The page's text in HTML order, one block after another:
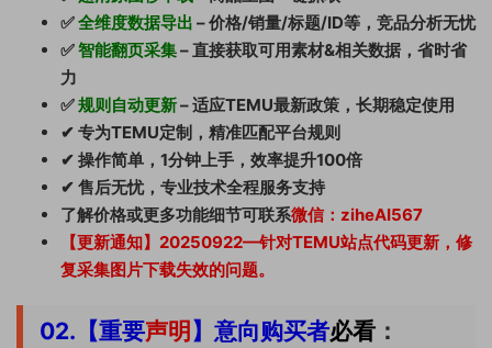
✅全维度数据导出 – 价格/销量/标题/ID等，竞品分析无忧
✅智能翻页采集– 直接获取可用素材&相关数据，省时省
力
✅规则自动更新– 适应TEMU最新政策，长期稳定使用
✔ 专为TEMU定制，精准匹配平台规则
✔ 操作简单，1分钟上手，效率提升100倍
✔ 售后无忧，专业技术全程服务支持
了解价格或更多功能细节可联系微信：ziheAI567
【更新通知】20250922—针对TEMU站点代码更新，修
复采集图片下载失效的问题。
02.【重要声明 】意向购买者必看 ：